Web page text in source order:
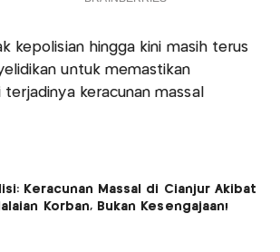
kepolisian hingga kini masih terus
untuk memastikan
keracunan massal
Keracunan Massal di Cianjur Akibat
Korban, Bukan Kesengajaan!